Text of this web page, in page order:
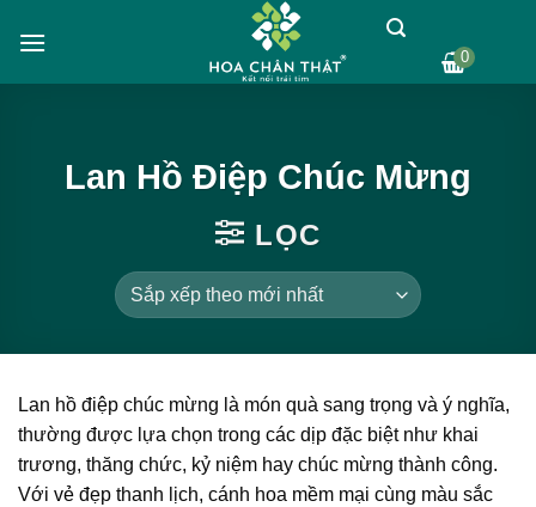
0
Lan Hồ Điệp Chúc Mừng
LỌC
Lan hồ điệp chúc mừng là món quà sang trọng và ý nghĩa,
thường được lựa chọn trong các dịp đặc biệt như khai
trương, thăng chức, kỷ niệm hay chúc mừng thành công.
Với vẻ đẹp thanh lịch, cánh hoa mềm mại cùng màu sắc